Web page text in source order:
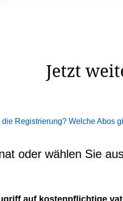
Jetzt
Registrierung? Welche Abos
oder wählen Sie
auf kostenpflichtige